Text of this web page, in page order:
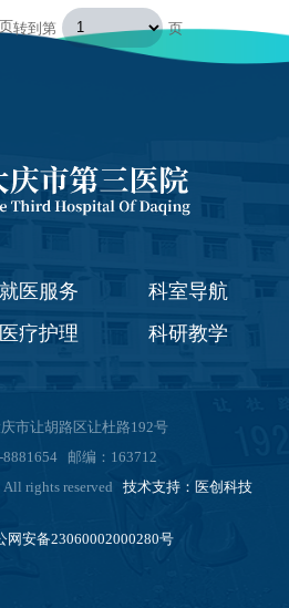
转到第 页
就医服务
科室导航
医疗护理 科研教学
市让胡路区让杜路192号
8881654 邮编：163712
rights reserved 技术支持：医创科技
网安备23060002000280号